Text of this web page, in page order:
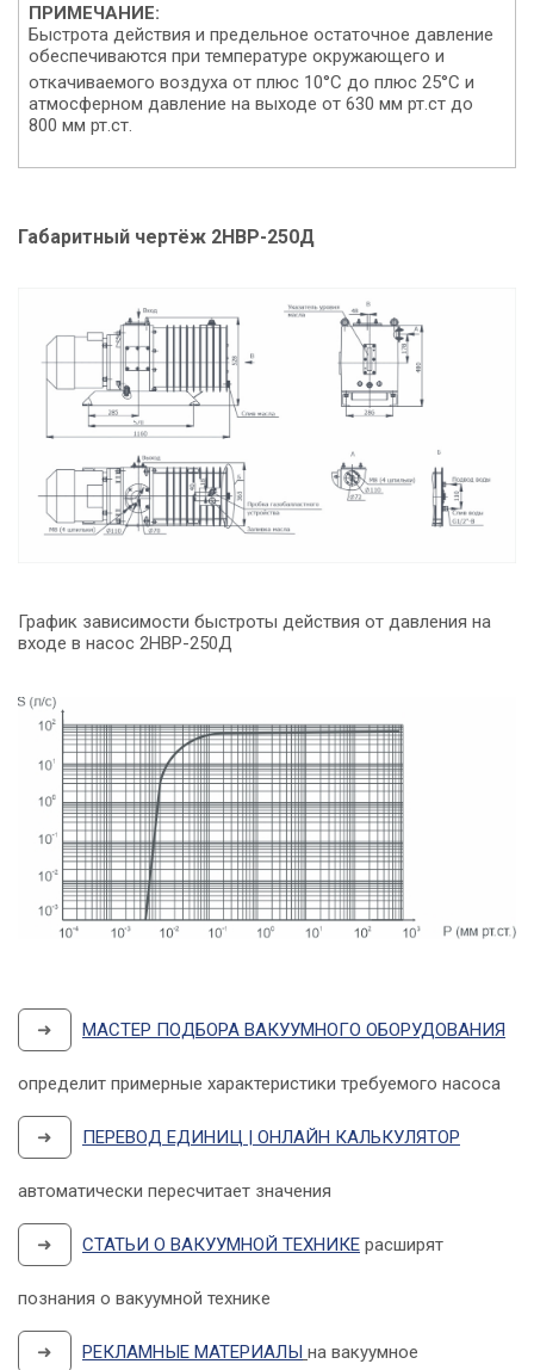
ПРИМЕЧАНИЕ:
Быстрота действия и предельное остаточное давление
обеспечиваются при температуре окружающего и
откачиваемого воздуха от плюс 10°C до плюс 25°С и
атмосферном давление на выходе от 630 мм рт.ст до
800 мм рт.ст.
Габаритный чертёж 2НВР-250Д
График зависимости быстроты действия от давления на
входе в насос 2НВР-250Д
➜ МАСТЕР ПОДБОРА ВАКУУМНОГО ОБОРУДОВАНИЯ
определит примерные характеристики требуемого насоса
➜ ПЕРЕВОД ЕДИНИЦ | ОНЛАЙН КАЛЬКУЛЯТОР
автоматически пересчитает значения
➜ СТАТЬИ О ВАКУУМНОЙ ТЕХНИКЕ расширят
познания о вакуумной технике
➜ РЕКЛАМНЫЕ МАТЕРИАЛЫ на вакуумное